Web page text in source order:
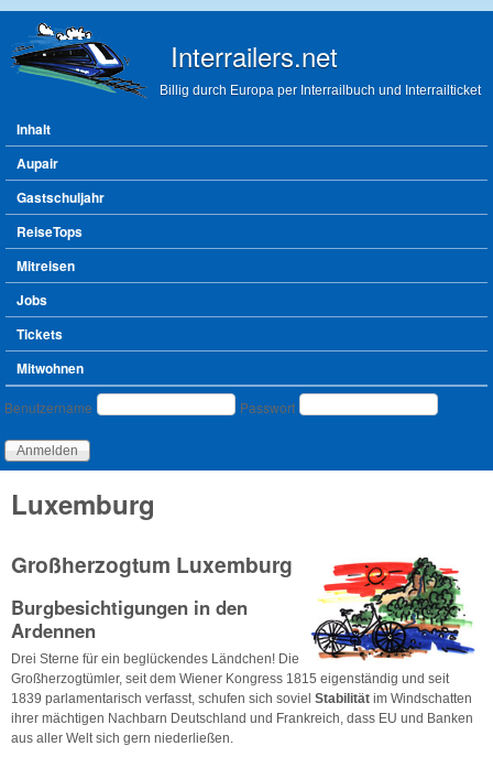
Interrailers.net
Billig durch Europa per Interrailbuch und Interrailticket
Hauptmenü
Inhalt
Aupair
Gastschuljahr
ReiseTops
Mitreisen
Jobs
Tickets
Mitwohnen
Benutzeranmeldung
Benutzername Passwort
Luxemburg
Großherzogtum Luxemburg
Burgbesichtigungen in den
Ardennen
Drei Sterne für ein beglückendes Ländchen! Die
Großherzogtümler, seit dem Wiener Kongress 1815 eigenständig und seit
1839 parlamentarisch verfasst, schufen sich soviel Stabilität im Windschatten
ihrer mächtigen Nachbarn Deutschland und Frankreich, dass EU und Banken
aus aller Welt sich gern niederließen.